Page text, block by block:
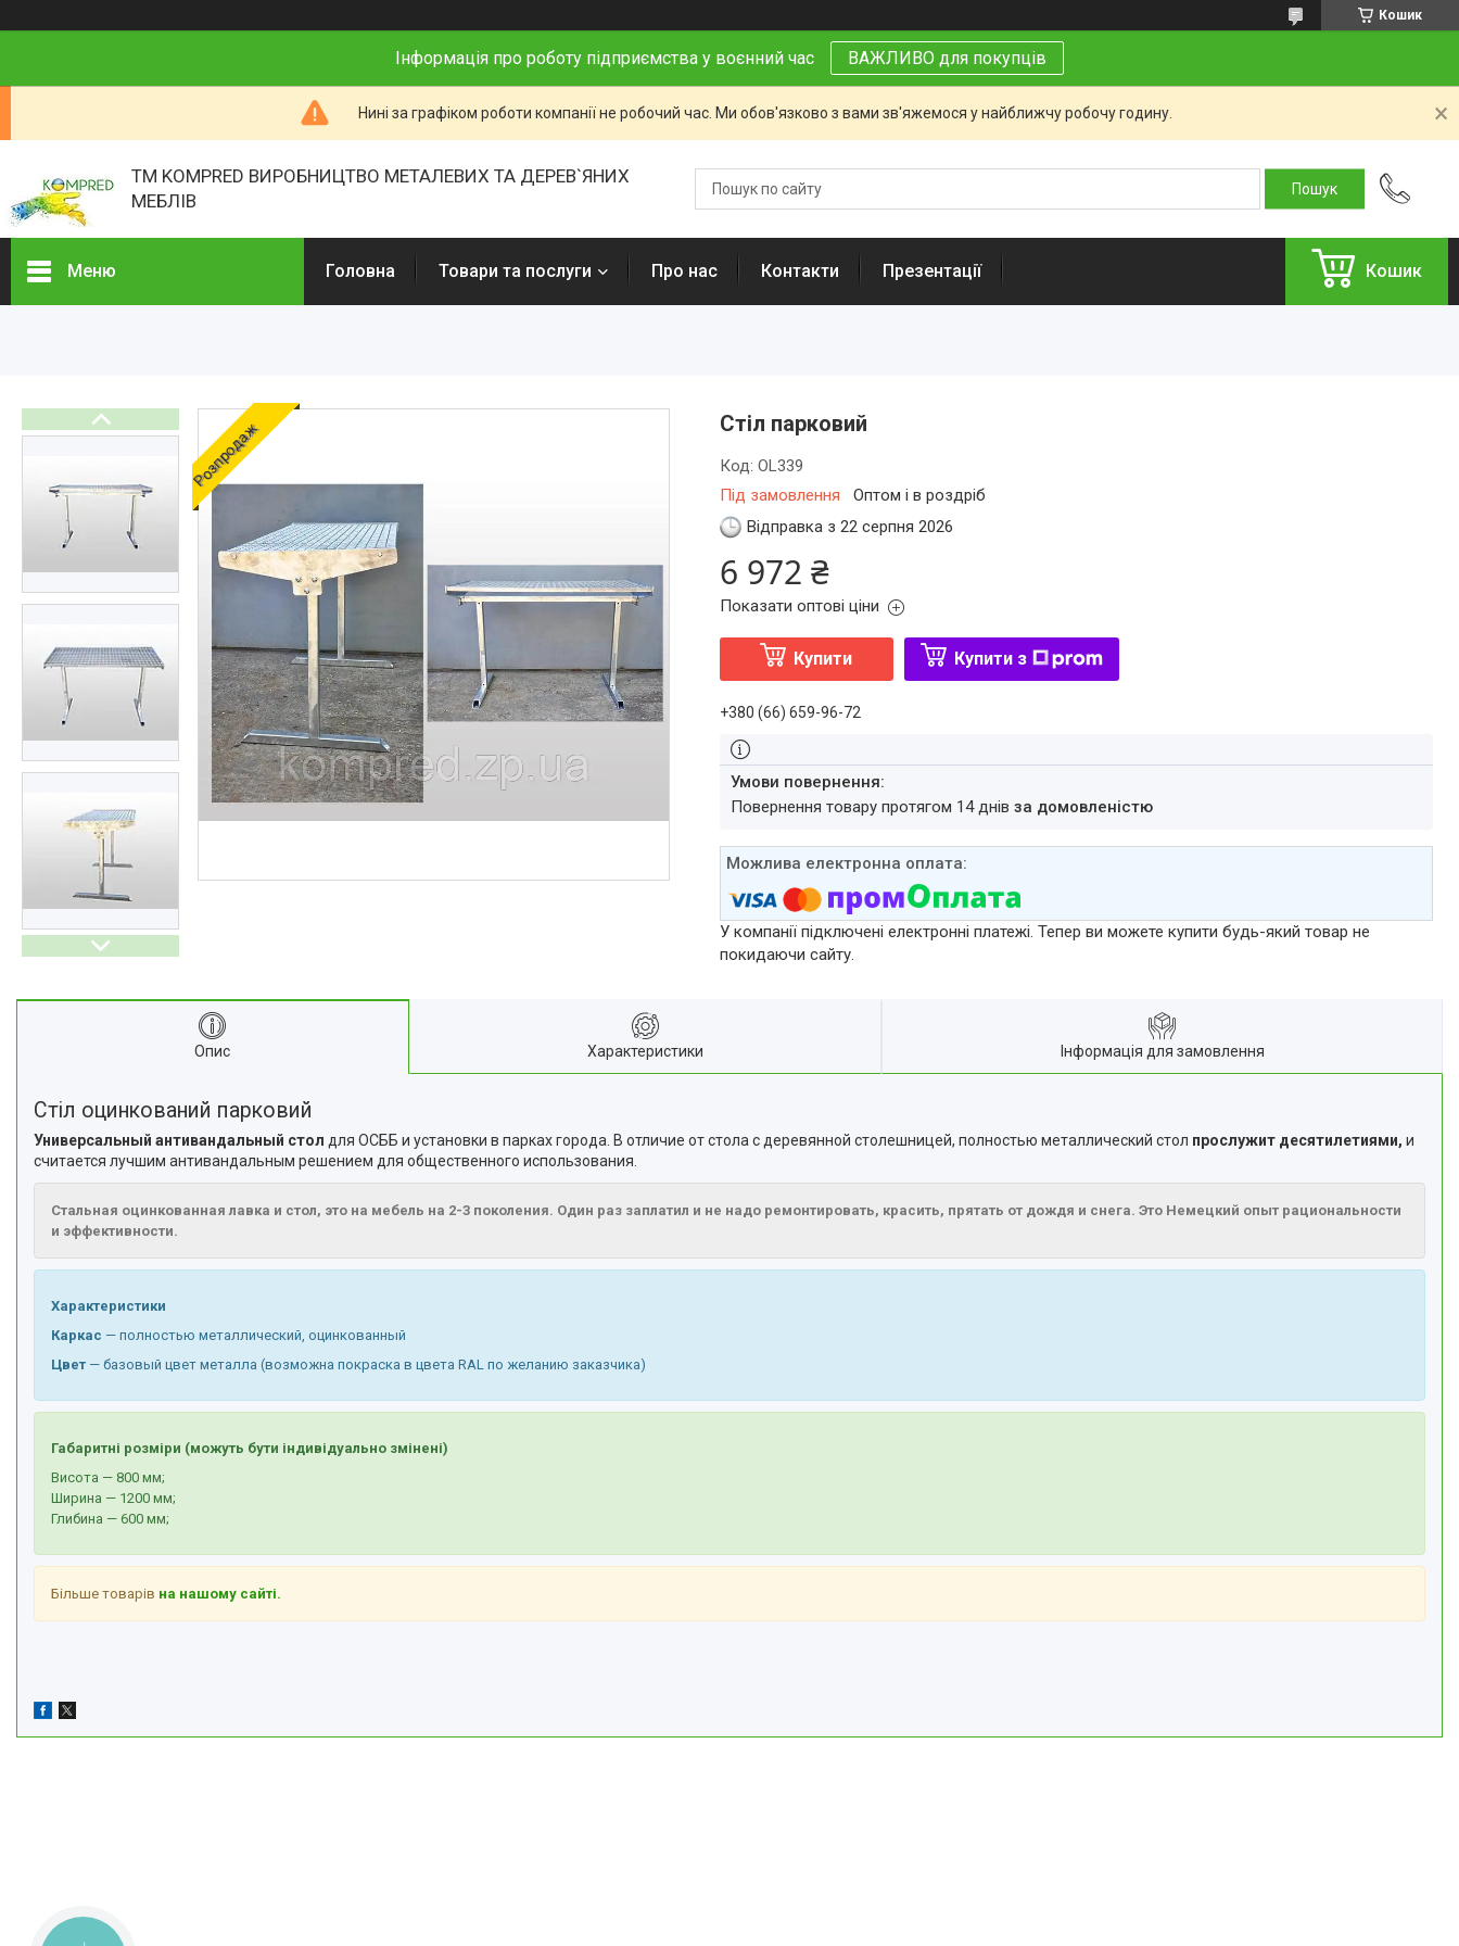
Кошик
Інформація про роботу підприємства у воєнний час ВАЖЛИВО для покупців
Нині за графіком роботи компанії не робочий час. Ми обов'язково з вами зв'яжемося у найближчу робочу годину.
ТМ KOMPRED ВИРОБНИЦТВО МЕТАЛЕВИХ ТА ДЕРЕВ`ЯНИХ
МЕБЛІВ
Меню
Презентації
Реєстраційні документи
Головна Товари та послуги Про нас Контакти Презентації Кошик
Розпродаж Стіл парковий
Під замовлення Оптом і в роздріб
Код: OL339
Відправка з 22 серпня 2026
6 972 ₴
Показати оптові ціни
Купити Купити з
+380 (66) 659-96-72
повернення товару протягом 14 днів за домовленістю
У компанії підключені електронні платежі. Тепер ви можете купити будь-який товар не
покидаючи сайту.
Опис Характеристики Інформація для замовлення
Стіл оцинкований парковий
Универсальный антивандальный стол для ОСББ и установки в парках города. В отличие от стола с деревянной столешницей, полностью металлический стол прослужит десятилетиями, и
считается лучшим антивандальным решением для общественного использования.
Стальная оцинкованная лавка и стол, это на мебель на 2-3 поколения. Один раз заплатил и не надо ремонтировать, красить, прятать от дождя и снега. Это Немецкий опыт рациональности
и эффективности.
Характеристики
Каркас — полностью металлический, оцинкованный
Цвет — базовый цвет металла (возможна покраска в цвета RAL по желанию заказчика)
Габаритні розміри (можуть бути індивідуально змінені)
Висота — 800 мм;
Ширина — 1200 мм;
Глибина — 600 мм;
Більше товарів на нашому сайті.